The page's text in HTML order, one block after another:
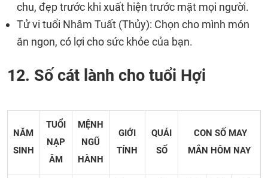
chu, đẹp trước khi xuất hiện trước mặt mọi người.
Tử vi tuổi Nhâm Tuất (Thủy): Chọn cho mình món
ăn ngon, có lợi cho sức khỏe của bạn.
12. Số cát lành cho tuổi Hợi
NĂM
SINH
TUỔI
NẠP
ÂM
MỆNH
NGŨ
HÀNH
GIỚI
TÍNH
QUÁI
SỐ
CON SỐ MAY
MẮN HÔM NAY